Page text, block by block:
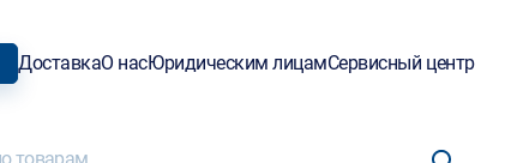
ДоставкаО насЮридическим лицамСервисный центр